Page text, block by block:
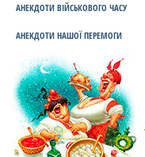
АНЕКДОТИ ВІЙСЬКОВОГО ЧАСУ
АНЕКДОТИ НАШОЇ ПЕРЕМОГИ